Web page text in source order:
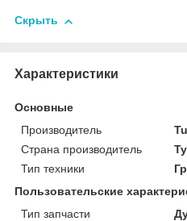
Скрыть
Характеристики
Основные
Производитель
Страна производитель
Тип техники
Пользовательские
Тип запчасти